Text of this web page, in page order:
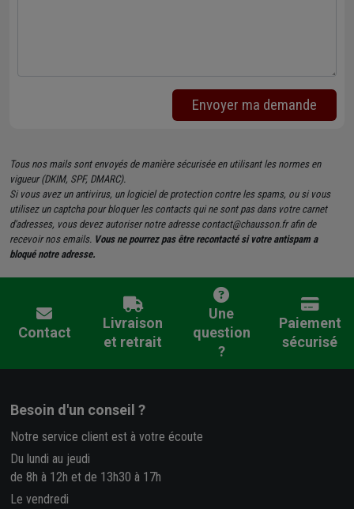
Envoyer ma demande
Tous nos mails sont envoyés de manière sécurisée en utilisant les normes en
vigueur (DKIM, SPF, DMARC).
Si vous avez un antivirus, un logiciel de protection contre les spams, ou si vous
utilisez un captcha pour bloquer les contacts qui ne sont pas dans votre carnet
d'adresses, vous devez autoriser notre adresse contact@chausson.fr afin de
recevoir nos emails. Vous ne pourrez pas être recontacté si votre antispam a
bloqué notre adresse.
Contact
Livraison
et retrait
Une
question
?
Paiement
sécurisé
Besoin d'un conseil ?
Notre service client est à votre écoute
Du lundi au jeudi
de 8h à 12h et de 13h30 à 17h
Le vendredi